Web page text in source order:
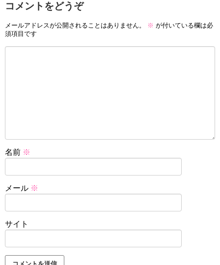
コメントをどうぞ
メールアドレスが公開されることはありません。 ※ が付いている欄は必
須項目です
名前 ※
メール ※
サイト